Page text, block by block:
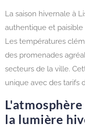
La saison hivernale à
authentique et
Les températures
des promenades
secteurs de la ville.
unique avec des tarifs
la lumière